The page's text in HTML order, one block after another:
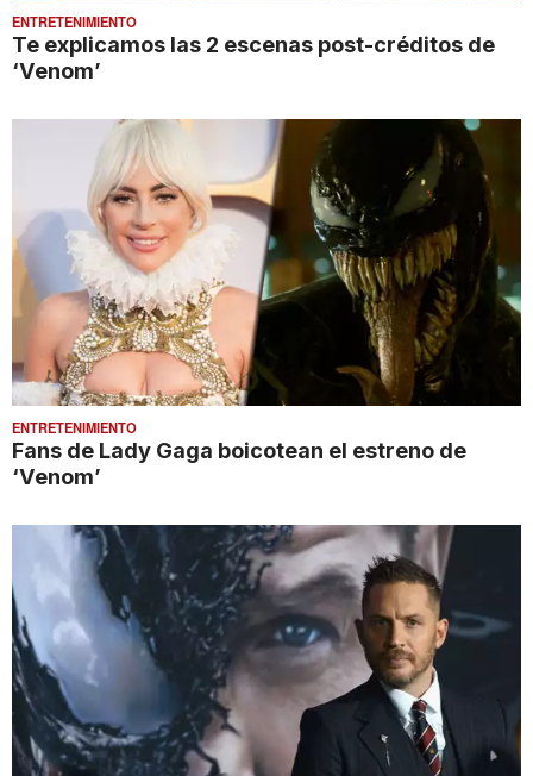
ENTRETENIMIENTO
Te explicamos las 2 escenas post-créditos de
‘Venom’
ENTRETENIMIENTO
Fans de Lady Gaga boicotean el estreno de
‘Venom’